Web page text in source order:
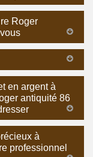
Roger
en argent à
antiquité 86
à
professionnel